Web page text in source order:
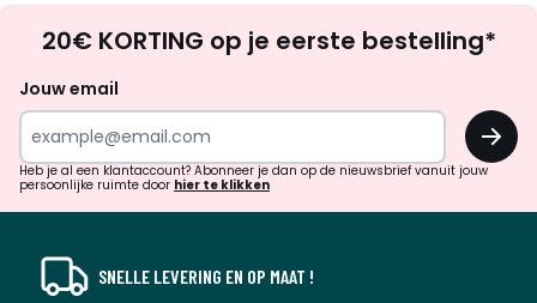
zoek
inspiratie
verrassingen?
20€ KORTING op je eerste bestelling*
Jouw email
OK
Heb je al een klantaccount? Abonneer je dan op de nieuwsbrief vanuit jouw
persoonlijke ruimte door hier te klikken
SNELLE LEVERING EN OP MAAT !